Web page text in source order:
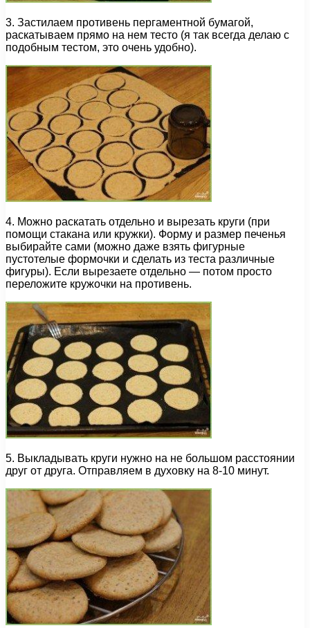
3. Застилаем противень пергаментной бумагой,
раскатываем прямо на нем тесто (я так всегда делаю с
подобным тестом, это очень удобно).
4. Можно раскатать отдельно и вырезать круги (при
помощи стакана или кружки). Форму и размер печенья
выбирайте сами (можно даже взять фигурные
пустотелые формочки и сделать из теста различные
фигуры). Если вырезаете отдельно — потом просто
переложите кружочки на противень.
5. Выкладывать круги нужно на не большом расстоянии
друг от друга. Отправляем в духовку на 8-10 минут.